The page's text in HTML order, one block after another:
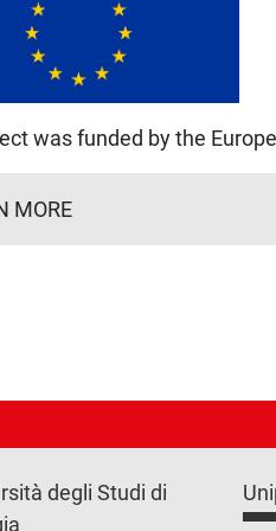
was funded by the
MORE
degli Studi di